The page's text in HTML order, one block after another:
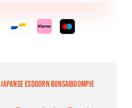
ESDOORN BONSAIBOOMPJE